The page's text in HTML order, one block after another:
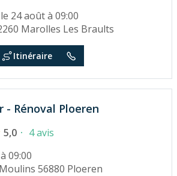
24 août à 09:00
Marolles Les Braults
Itinéraire
- Rénoval Ploeren
5,0
4 avis
09:00
56880 Ploeren